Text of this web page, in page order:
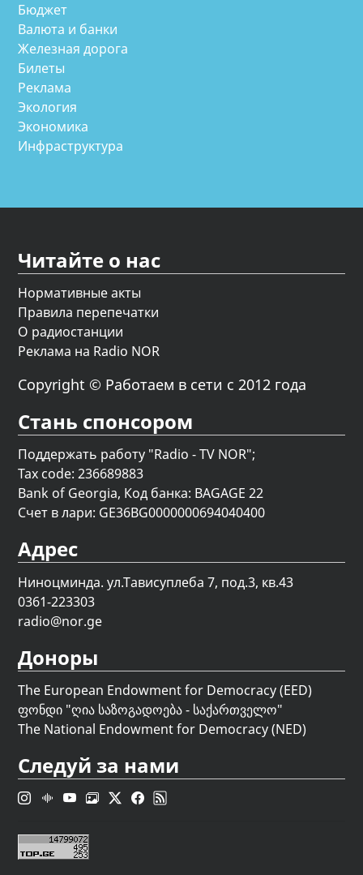
Бюджет
Валюта и банки
Железная дорога
Билеты
Реклама
Экология
Экономика
Инфраструктура
Читайте о нас
Нормативные акты
Правила перепечатки
О радиостанции
Реклама на Radio NOR
Copyright © Работаем в сети с 2012 года
Стань спонсором
Поддержать работу "Radio - TV NOR";
Tax code: 236689883
Bank of Georgia, Код банка: BAGAGE 22
Счет в лари: GE36BG0000000694040400
Адрес
Ниноцминда. ул.Тависуплеба 7, под.3, кв.43
0361-223303
radio@nor.ge
Доноры
The European Endowment for Democracy (EED)
ფონდი "ღია საზოგადოება - საქართველო"
The National Endowment for Democracy (NED)
Следуй за нами